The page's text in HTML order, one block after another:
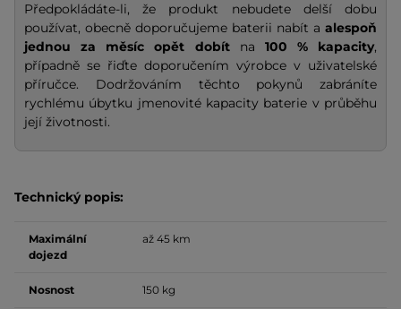
Předpokládáte-li, že produkt nebudete delší dobu
používat, obecně doporučujeme baterii nabít a alespoň
jednou za měsíc opět dobítna 100 % kapacity,
případně se řiďte doporučením výrobce v uživatelské
příručce. Dodržováním těchto pokynů zabráníte
rychlému úbytku jmenovité kapacity baterie v průběhu
její životnosti.
Technický popis:
Maximální
dojezd
až 45 km
Nosnost 150 kg